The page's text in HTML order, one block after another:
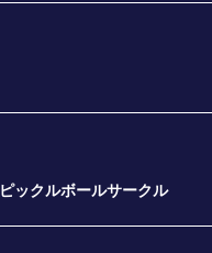
ピックルボールサークル